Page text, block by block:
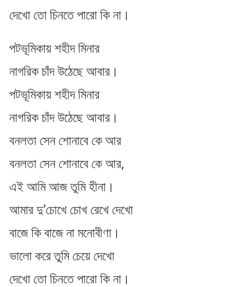
দেখো তো চিনতে পারো কি না।
পটভূমিকায় শহীদ মিনার
নাগরিক চাঁদ উঠেছে আবার।
পটভূমিকায় শহীদ মিনার
নাগরিক চাঁদ উঠেছে আবার।
বনলতা সেন শোনাবে কে আর
বনলতা সেন শোনাবে কে আর,
এই আমি আজ তুমি হীনা।
আমার দু’চোখে চোখ রেখে দেখো
বাজে কি বাজে না মনোবীণা।
ভালো করে তুমি চেয়ে দেখো
দেখো তো চিনতে পারো কি না।